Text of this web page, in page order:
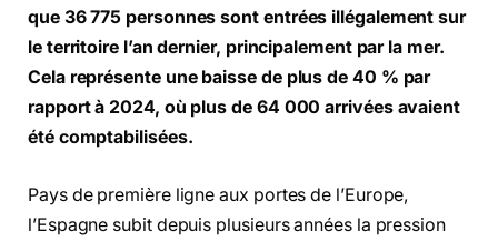
que 36 775 personnes sont entrées illégalement sur
le territoire l’an dernier, principalement par la mer.
Cela représente une baisse de plus de 40 % par
rapport à 2024, où plus de 64 000 arrivées avaient
été comptabilisées.
Pays de première ligne aux portes de l’Europe,
l’Espagne subit depuis plusieurs années la pression